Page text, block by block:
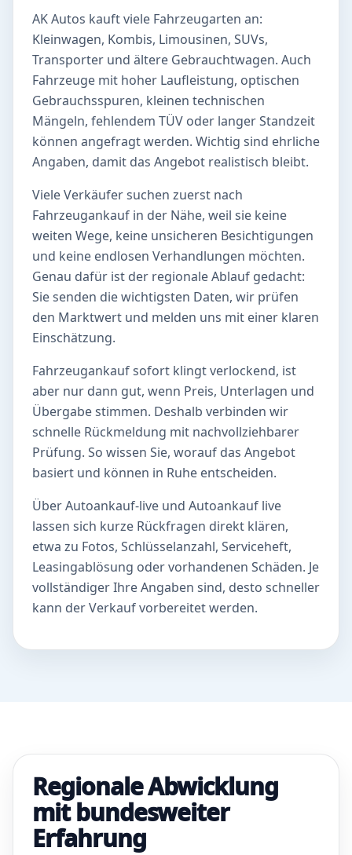
AK Autos kauft viele Fahrzeugarten an:
Kleinwagen, Kombis, Limousinen, SUVs,
Transporter und ältere Gebrauchtwagen. Auch
Fahrzeuge mit hoher Laufleistung, optischen
Gebrauchsspuren, kleinen technischen
Mängeln, fehlendem TÜV oder langer Standzeit
können angefragt werden. Wichtig sind ehrliche
Angaben, damit das Angebot realistisch bleibt.
Viele Verkäufer suchen zuerst nach
Fahrzeugankauf in der Nähe, weil sie keine
weiten Wege, keine unsicheren Besichtigungen
und keine endlosen Verhandlungen möchten.
Genau dafür ist der regionale Ablauf gedacht:
Sie senden die wichtigsten Daten, wir prüfen
den Marktwert und melden uns mit einer klaren
Einschätzung.
Fahrzeugankauf sofort klingt verlockend, ist
aber nur dann gut, wenn Preis, Unterlagen und
Übergabe stimmen. Deshalb verbinden wir
schnelle Rückmeldung mit nachvollziehbarer
Prüfung. So wissen Sie, worauf das Angebot
basiert und können in Ruhe entscheiden.
Über Autoankauf-live und Autoankauf live
lassen sich kurze Rückfragen direkt klären,
etwa zu Fotos, Schlüsselanzahl, Serviceheft,
Leasingablösung oder vorhandenen Schäden. Je
vollständiger Ihre Angaben sind, desto schneller
kann der Verkauf vorbereitet werden.
Regionale Abwicklung
mit bundesweiter
Erfahrung